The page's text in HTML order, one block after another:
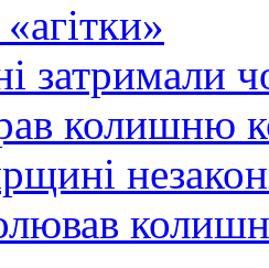
затримали
колишню